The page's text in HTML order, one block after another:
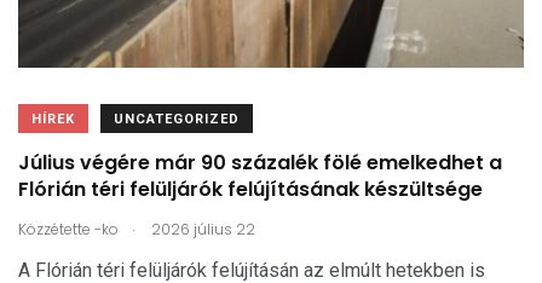
HÍREK UNCATEGORIZED
Július végére már 90 százalék fölé emelkedhet a
Flórián téri felüljárók felújításának készültsége
Közzétette -ko . 2026 július 22
A Flórián téri felüljárók felújításán az elmúlt hetekben is